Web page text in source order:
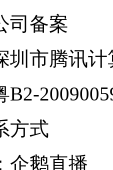
司备案
圳市腾讯
方式
企鹅直播